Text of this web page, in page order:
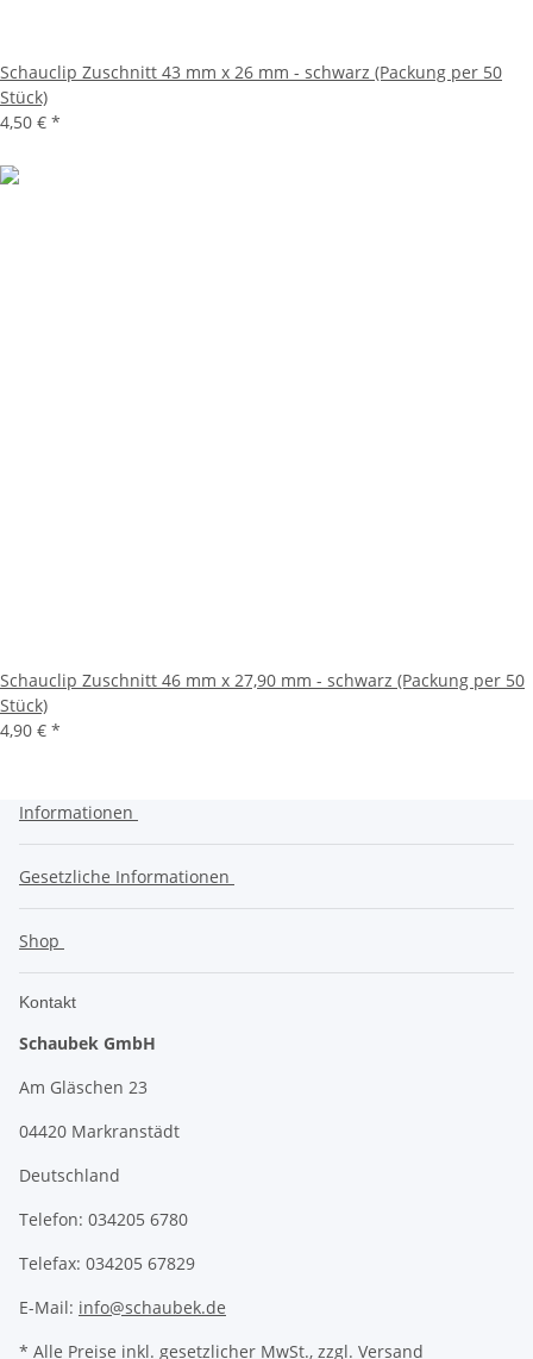
Schauclip Zuschnitt 43 mm x 26 mm - schwarz (Packung per 50
Stück)
4,50 € *
Schauclip Zuschnitt 46 mm x 27,90 mm - schwarz (Packung per 50
Stück)
4,90 € *
Informationen
Gesetzliche Informationen
Shop
Kontakt
Schaubek GmbH
Am Gläschen 23
04420 Markranstädt
Deutschland
Telefon: 034205 6780
Telefax: 034205 67829
E-Mail: info@schaubek.de
* Alle Preise inkl. gesetzlicher MwSt., zzgl. Versand